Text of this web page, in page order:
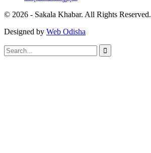
© 2026 - Sakala Khabar. All Rights Reserved.
Designed by Web Odisha